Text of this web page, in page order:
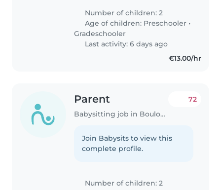
Number of children: 2
Age of children: Preschooler •
Gradeschooler
Last activity: 6 days ago
€13.00/hr
Parent
Babysitting job in Boulogne-Billancourt
72
Join Babysits to view this
complete profile.
Number of children: 2